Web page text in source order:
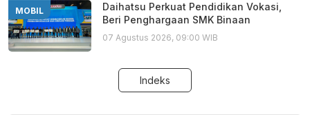
MOBIL
Daihatsu Perkuat Pendidikan Vokasi,
Beri Penghargaan SMK Binaan
07 Agustus 2026, 09:00 WIB
Indeks